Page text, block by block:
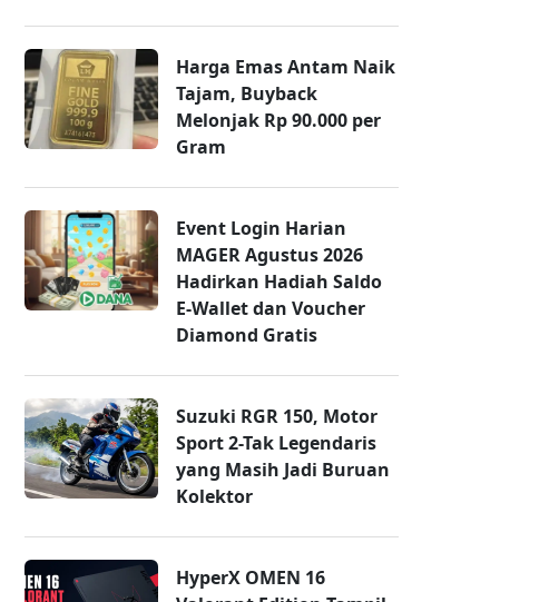
Harga Emas Antam Naik
Tajam, Buyback
Melonjak Rp 90.000 per
Gram
Event Login Harian
MAGER Agustus 2026
Hadirkan Hadiah Saldo
E-Wallet dan Voucher
Diamond Gratis
Suzuki RGR 150, Motor
Sport 2-Tak Legendaris
yang Masih Jadi Buruan
Kolektor
HyperX OMEN 16